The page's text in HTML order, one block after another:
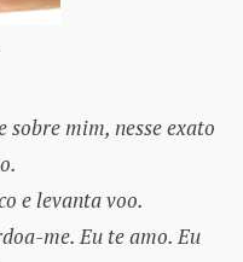
sobre mim, nesse exato
e levanta voo.
me. Eu te amo. Eu